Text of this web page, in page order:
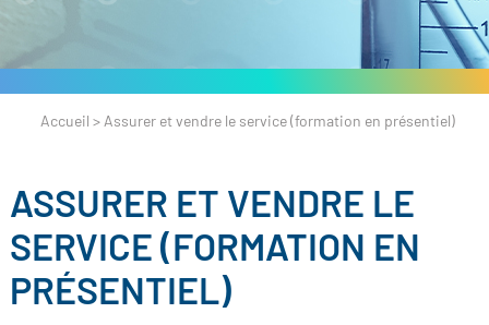
Accueil > Assurer et vendre le service (formation en présentiel)
ASSURER ET VENDRE LE
SERVICE (FORMATION EN
PRÉSENTIEL)